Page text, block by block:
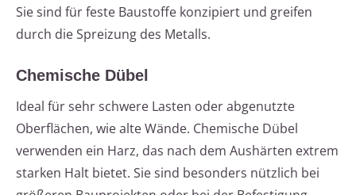
Sie sind für feste Baustoffe konzipiert und greifen
durch die Spreizung des Metalls.
Chemische Dübel
Ideal für sehr schwere Lasten oder abgenutzte
Oberflächen, wie alte Wände. Chemische Dübel
verwenden ein Harz, das nach dem Aushärten extrem
starken Halt bietet. Sie sind besonders nützlich bei